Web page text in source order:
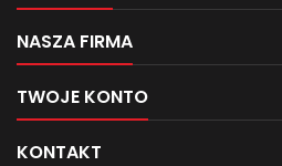
NASZA FIRMA
TWOJE KONTO
KONTAKT